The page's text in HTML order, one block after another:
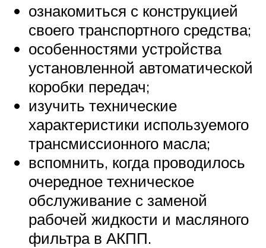
ознакомиться с конструкцией
своего транспортного средства;
особенностями устройства
установленной автоматической
коробки передач;
изучить технические
характеристики используемого
трансмиссионного масла;
вспомнить, когда проводилось
очередное техническое
обслуживание с заменой
рабочей жидкости и масляного
фильтра в АКПП.